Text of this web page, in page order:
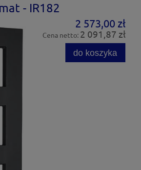
- IR182
2 573,00 zł
Cena netto: 2 091,87 zł
do koszyka